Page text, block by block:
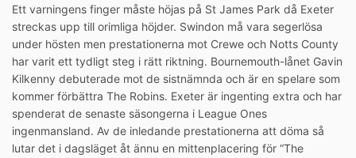
Ett varningens finger måste höjas på St James Park då Exeter
streckas upp till orimliga höjder. Swindon må vara segerlösa
under hösten men prestationerna mot Crewe och Notts County
har varit ett tydligt steg i rätt riktning. Bournemouth-lånet Gavin
Kilkenny debuterade mot de sistnämnda och är en spelare som
kommer förbättra The Robins. Exeter är ingenting extra och har
spenderat de senaste säsongerna i League Ones
ingenmansland. Av de inledande prestationerna att döma så
lutar det i dagsläget åt ännu en mittenplacering för “The